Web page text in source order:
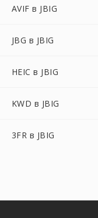
AVIF в JBIG
JBG в JBIG
HEIC в JBIG
KWD в JBIG
3FR в JBIG